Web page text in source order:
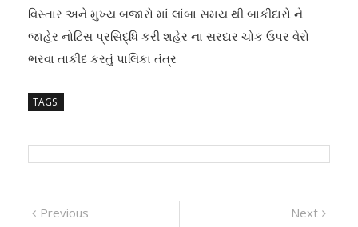
વિસ્તાર અને મુખ્ય બજારો માં લાંબા સમય થી બાકીદારો ને
જાહેર નોટિસ પ્રસિદ્ધિ કરી શહેર ના સરદાર ચોક ઉપર વેરો
ભરવા તાકીદ કરતું પાલિકા તંત્ર
TAGS:
Post
Previous Next